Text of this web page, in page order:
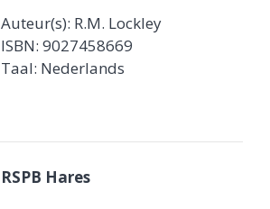
Auteur(s): R.M. Lockley
ISBN: 9027458669
Taal: Nederlands
RSPB Hares